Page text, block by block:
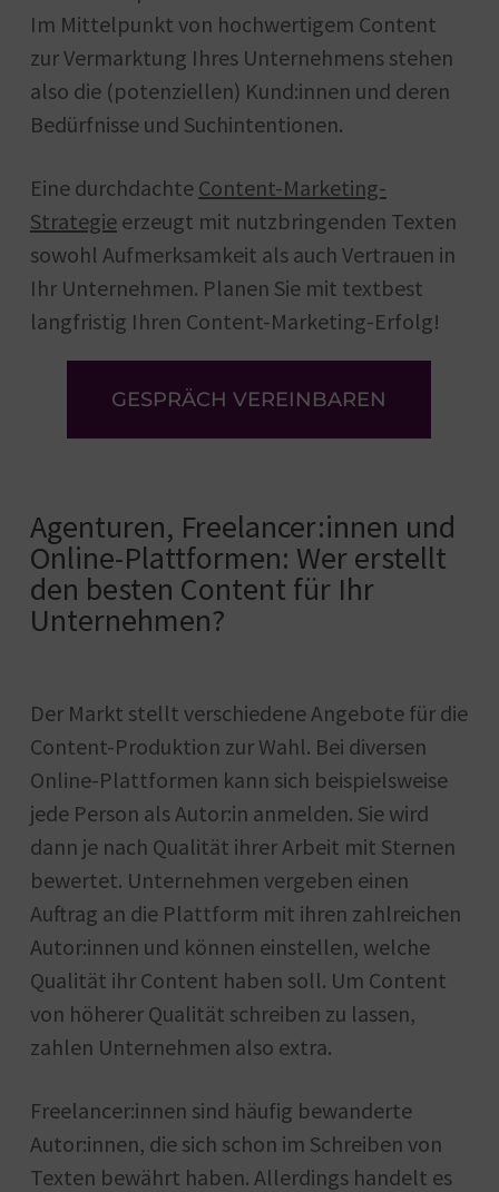
Im Mittelpunkt von hochwertigem Content
zur Vermarktung Ihres Unternehmens stehen
also die (potenziellen) Kund:innen und deren
Bedürfnisse und Suchintentionen.
Eine durchdachte Content-Marketing-
Strategieerzeugt mit nutzbringenden Texten
sowohl Aufmerksamkeit als auch Vertrauen in
Ihr Unternehmen. Planen Sie mit textbest
langfristig Ihren Content-Marketing-Erfolg!
GESPRÄCH VEREINBAREN
Agenturen, Freelancer:innen und
Online-Plattformen: Wer erstellt
den besten Content für Ihr
Unternehmen?
Der Markt stellt verschiedene Angebote für die
Content-Produktion zur Wahl. Bei diversen
Online-Plattformen kann sich beispielsweise
jede Person als Autor:in anmelden. Sie wird
dann je nach Qualität ihrer Arbeit mit Sternen
bewertet. Unternehmen vergeben einen
Auftrag an die Plattform mit ihren zahlreichen
Autor:innen und können einstellen, welche
Qualität ihr Content haben soll. Um Content
von höherer Qualität schreiben zu lassen,
zahlen Unternehmen also extra.
Freelancer:innen sind häufig bewanderte
Autor:innen, die sich schon im Schreiben von
Texten bewährt haben. Allerdings handelt es